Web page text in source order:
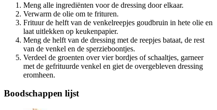
Meng alle ingrediënten voor de dressing door elkaar.
Verwarm de olie om te frituren.
Frituur de helft van de venkelreepjes goudbruin in hete olie en
laat uitlekken op keukenpapier.
Meng de helft van de dressing met de reepjes bataat, de rest
van de venkel en de sperzieboontjes.
Verdeel de groenten over vier bordjes of schaaltjes, garneer
met de gefrituurde venkel en giet de overgebleven dressing
eromheen.
Boodschappen lijst